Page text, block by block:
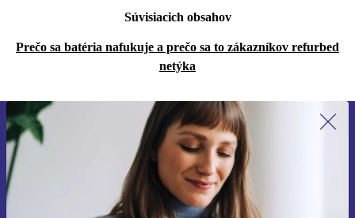
Súvisiacich obsahov
Prečo sa batéria nafukuje a prečo sa to zákazníkov refurbed
netýka
Prihláste sa prvýkrát na newsletter!
Už nikdy nezmeškajte ponuku.